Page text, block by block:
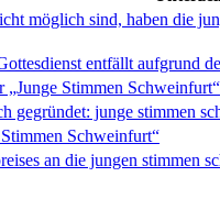
möglich sind, haben die
entfällt aufgrund
Stimmen Schweinfurt“
gegründet: junge stimmen
Schweinfurt“
an die jungen stimmen